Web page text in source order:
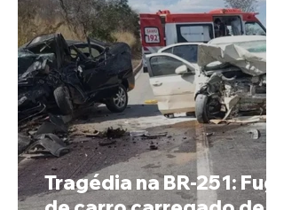
Tragédia na BR-251: Fuga